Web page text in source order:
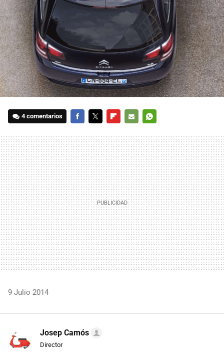
4 comentarios
MAIL
9 Julio 2014
Josep Camós
Director